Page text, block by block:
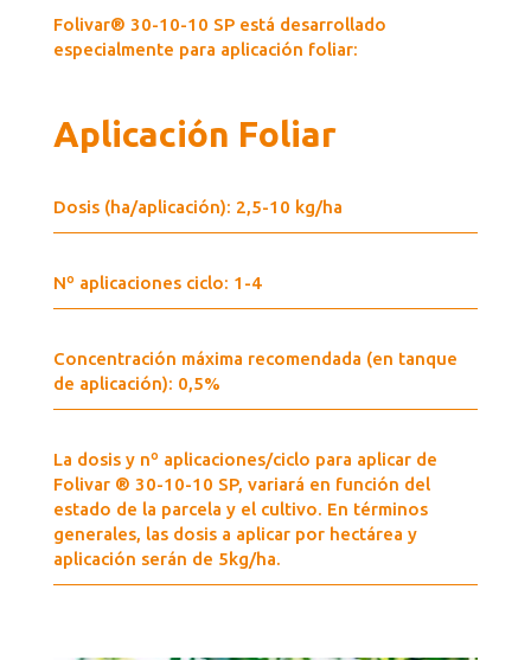
Folivar® 30-10-10 SP está desarrollado
especialmente para aplicación foliar:
Aplicación Foliar
Dosis (ha/aplicación): 2,5-10 kg/ha
Nº aplicaciones ciclo: 1-4
Concentración máxima recomendada (en tanque
de aplicación): 0,5%
La dosis y nº aplicaciones/ciclo para aplicar de
Folivar ® 30-10-10 SP, variará en función del
estado de la parcela y el cultivo. En términos
generales, las dosis a aplicar por hectárea y
aplicación serán de 5kg/ha.